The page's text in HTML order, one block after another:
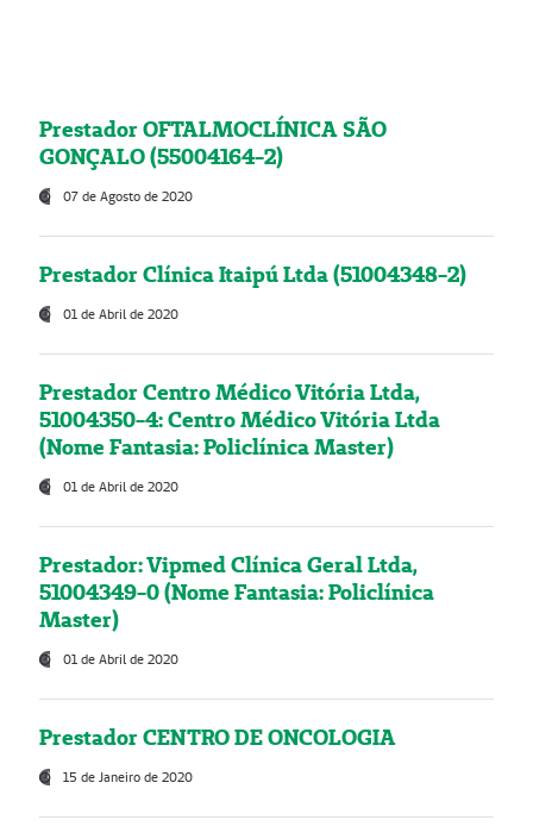
Prestador OFTALMOCLÍNICA SÃO
GONÇALO (55004164-2)
07 de Agosto de 2020
Prestador Clínica Itaipú Ltda (51004348-2)
01 de Abril de 2020
Prestador Centro Médico Vitória Ltda,
51004350-4: Centro Médico Vitória Ltda
(Nome Fantasia: Policlínica Master)
01 de Abril de 2020
Prestador: Vipmed Clínica Geral Ltda,
51004349-0 (Nome Fantasia: Policlínica
Master)
01 de Abril de 2020
Prestador CENTRO DE ONCOLOGIA
15 de Janeiro de 2020